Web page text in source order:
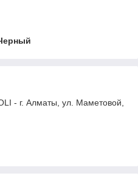
- г. Алматы, ул. Маметовой,